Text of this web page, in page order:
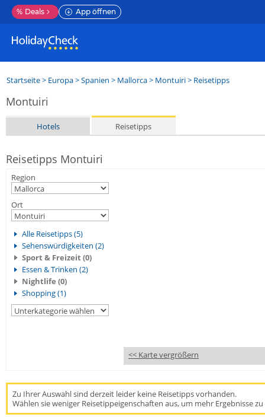
% Deals App öffnen
Startseite> Europa>Spanien > Mallorca> Montuiri> Reisetipps
Montuiri
Hotels Reisetipps
Reisetipps Montuiri
Region
Ort
Alle Reisetipps (5)
Sehenswürdigkeiten (2)
Sport & Freizeit (0)
Essen & Trinken (2)
Nightlife (0)
Shopping (1)
<< Karte vergrößern
Zu Ihrer Auswahl sind derzeit leider keine Reisetipps vorhanden.
Wählen sie weniger Reisetippeigenschaften aus, um mehr Ergebnisse